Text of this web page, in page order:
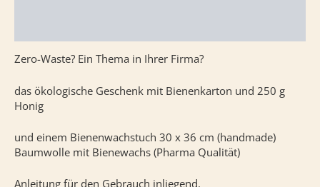
Zero-Waste? Ein Thema in Ihrer Firma?
das ökologische Geschenk mit Bienenkarton und 250 g
Honig
und einem Bienenwachstuch 30 x 36 cm (handmade)
Baumwolle mit Bienewachs (Pharma Qualität)
Anleitung für den Gebrauch inliegend.